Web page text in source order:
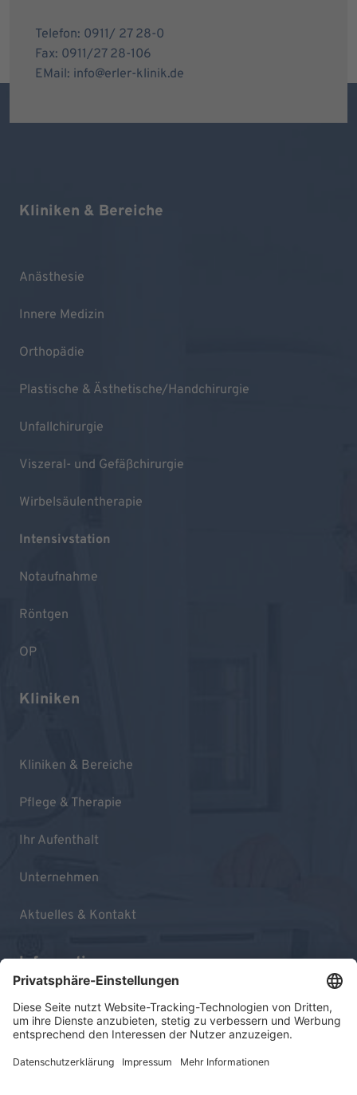
Telefon: 0911/ 27 28-0
Fax: 0911/27 28-106
EMail: info@erler-klinik.de
Kliniken & Bereiche
Anästhesie
Innere Medizin
Orthopädie
Plastische & Ästhetische/Handchirurgie
Unfallchirurgie
Viszeral- und Gefäßchirurgie
Wirbelsäulentherapie
Intensivstation
Notaufnahme
Röntgen
OP
Kliniken
Kliniken & Bereiche
Pflege & Therapie
Ihr Aufenthalt
Unternehmen
Aktuelles & Kontakt
Informationen
Impressum
Datenschutz